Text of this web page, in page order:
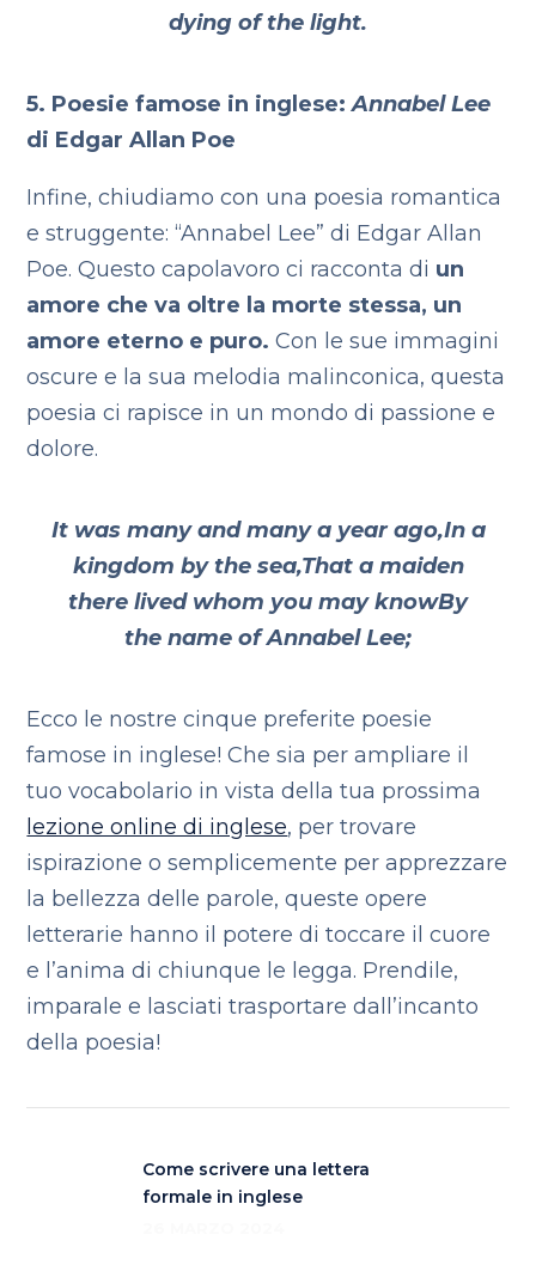
dying of the light.
5. Poesie famose in inglese:Annabel Lee
di Edgar Allan Poe
Infine, chiudiamo con una poesia romantica
e struggente: “Annabel Lee” di Edgar Allan
Poe. Questo capolavoro ci racconta di un
amore che va oltre la morte stessa, un
amore eterno e puro.Con le sue immagini
oscure e la sua melodia malinconica, questa
poesia ci rapisce in un mondo di passione e
dolore.
It was many and many a year ago,In a
kingdom by the sea,That a maiden
there lived whom you may knowBy
the name of Annabel Lee;
Ecco le nostre cinque preferite poesie
famose in inglese! Che sia per ampliare il
tuo vocabolario in vista della tua prossima
lezione online di inglese, per trovare
ispirazione o semplicemente per apprezzare
la bellezza delle parole, queste opere
letterarie hanno il potere di toccare il cuore
e l’anima di chiunque le legga. Prendile,
imparale e lasciati trasportare dall’incanto
della poesia!
Come scrivere una lettera
formale in inglese